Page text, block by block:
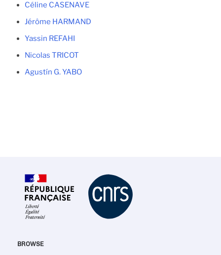
Céline CASENAVE
Jérôme HARMAND
Yassin REFAHI
Nicolas TRICOT
Agustín G. YABO
BROWSE